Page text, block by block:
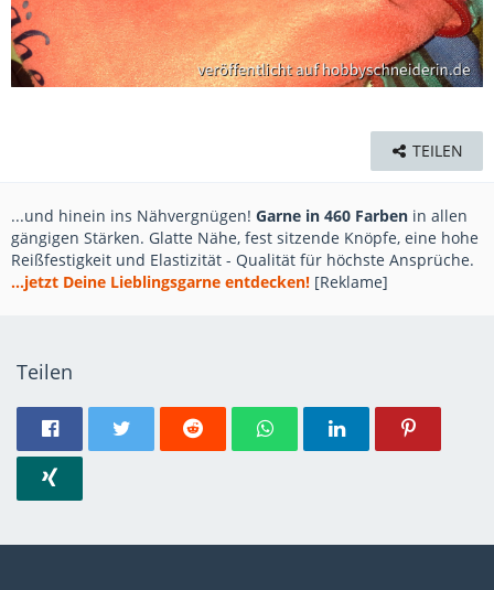
TEILEN
...und hinein ins Nähvergnügen! Garne in 460 Farben in allen
gängigen Stärken. Glatte Nähe, fest sitzende Knöpfe, eine hohe
Reißfestigkeit und Elastizität - Qualität für höchste Ansprüche.
...jetzt Deine Lieblingsgarne entdecken! [Reklame]
Teilen